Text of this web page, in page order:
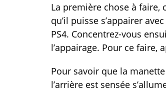
La première chose à faire,
qu’il puisse s’appairer
PS4. Concentrez-vous
l’appairage. Pour ce faire,
Pour savoir que la
l’arrière est sensée